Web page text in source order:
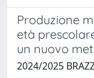
Produzione
età
un nuovo
2024/2025